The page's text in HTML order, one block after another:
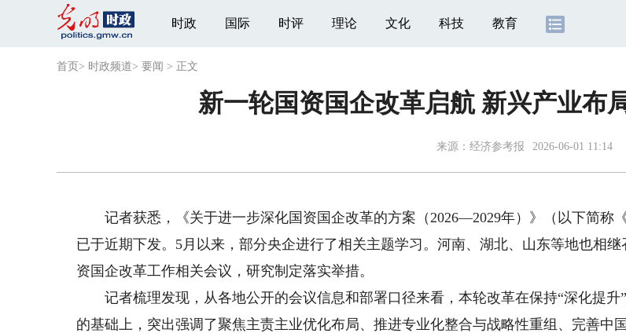
时政 国际 时评 理论 文化 科技 教育
首页 > 时政频道> 要闻 > 正文
新一轮国资国企改革启航 新兴产业布
来源： 经济参考报 2026-06-01 11:14
记者获悉，《关于进一步深化国资国企改革的方案（2026—2029年）》（以下简称《
已于近期下发。5月以来，部分央企进行了相关主题学习。河南、湖北、山东等地也相继
资国企改革工作相关会议，研究制定落实举措。
记者梳理发现，从各地公开的会议信息和部署口径来看，本轮改革在保持“深化提升
的基础上，突出强调了聚焦主责主业优化布局、推进专业化整合与战略性重组、完善中